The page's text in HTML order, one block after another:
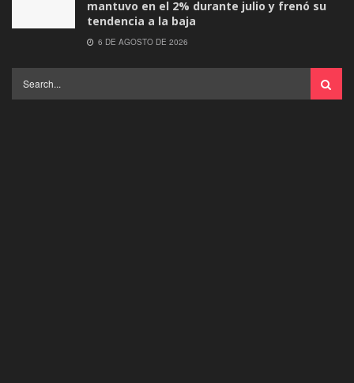
mantuvo en el 2% durante julio y frenó su
tendencia a la baja
6 DE AGOSTO DE 2026